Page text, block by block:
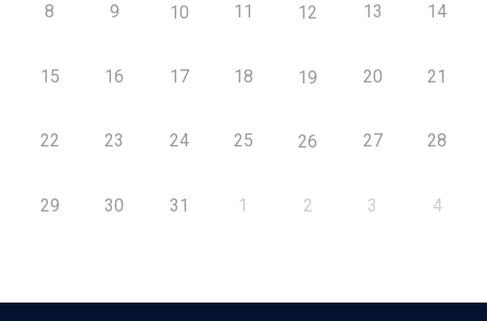
8 9 10 11 12 13 14
15 16 17 18 19 20 21
22 23 24 25 26 27 28
29 30 31 1 2 3 4